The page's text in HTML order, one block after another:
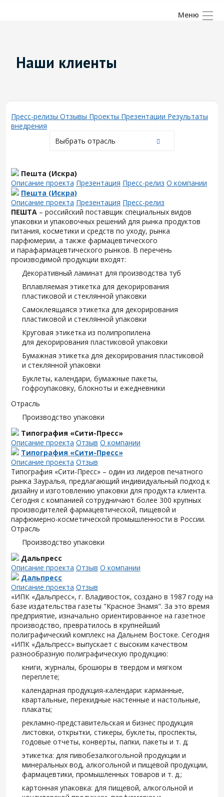
Наши клиенты
Пресс-релизы Отзывы Проекты Презентации Результаты
внедрения
Выбрать отрасль
Пешта (Искра)
Описание проекта Презентация Пресс-релиз О компании
Пешта (Искра)
Описание проекта Презентация Пресс-релиз
ПЕШТА – российский поставщик специальных видов
упаковки и упаковочных решений для рынка продуктов
питания, косметики и средств по уходу, рынка
парфюмерии, а также фармацевтического
и парафармацевтического рынков. В перечень
производимой продукции входят:
Декоративный ламинат для производства туб
Вплавляемая этикетка для декорирования
пластиковой и стеклянной упаковки
Самоклеящаяся этикетка для декорирования
пластиковой и стеклянной упаковки
Круговая этикетка из полипропилена
для декорирования пластиковой упаковки
Бумажная этикетка для декорирования пластиковой
и стеклянной упаковки
Буклеты, календари, бумажные пакеты,
гофроупаковку, блокноты и ежедневники
Отрасль
Производство упаковки
Типография «Сити-Пресс»
Описание проекта Отзыв О компании
Типография «Сити-Пресс»
Описание проекта Отзыв
Типография «Сити-Пресс» – один из лидеров печатного
рынка Зауралья, предлагающий индивидуальный подход к
дизайну и изготовлению упаковки для продукта клиента.
Сегодня с компанией сотрудничают более 300 крупных
производителей фармацевтической, пищевой и
парфюмерно-косметической промышленности в России.
Отрасль
Производство упаковки
Дальпресс
Описание проекта Отзыв О компании
Дальпресс
Описание проекта Отзыв
«ИПК «Дальпресс», г. Владивосток, создано в 1987 году на
базе издательства газеты "Красное Знамя". За это время
предприятие, изначально ориентированное на газетное
производство, превратилось в крупнейший
полиграфический комплекс на Дальнем Востоке. Сегодня
«ИПК «Дальпресс» выпускает с высоким качеством
разнообразную полиграфическую продукцию:
книги, журналы, брошюры в твердом и мягком
переплете;
календарная продукция-календари: карманные,
квартальные, перекидные настенные и настольные,
плакаты;
рекламно-представительская и бизнес продукция
листовки, открытки, стикеры, буклеты, проспекты,
годовые отчеты, конверты, папки, пакеты и т. д;
этикетка: для пивобезалкогольной продукции и
минеральных вод, алкогольной и пищевой продукции,
фармацевтики, промышленных товаров и т. д.;
картонная упаковка: для пищевой, алкогольной и